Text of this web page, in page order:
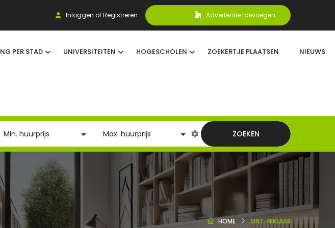
Inloggen of Registreren Advertentie toevoegen
PER STAD UNIVERSITEITEN HOGESCHOLEN ZOEKERTJE PLAATSEN NIEUWS
ZOEKEN
HOME SINT-NIKLAAS